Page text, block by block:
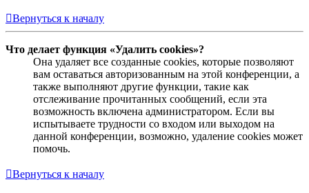
Вернуться к началу
Что делает функция «Удалить cookies»?
Она удаляет все созданные cookies, которые позволяют
вам оставаться авторизованным на этой конференции, а
также выполняют другие функции, такие как
отслеживание прочитанных сообщений, если эта
возможность включена администратором. Если вы
испытываете трудности со входом или выходом на
данной конференции, возможно, удаление cookies может
помочь.
Вернуться к началу